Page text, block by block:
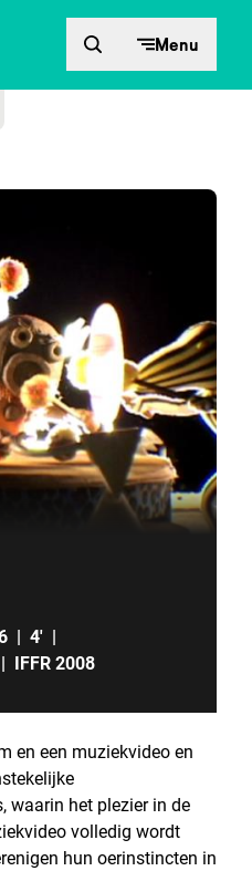
Menu
| 4' |
| IFFR 2008
en een muziekvideo en
waarin het plezier in de
volledig wordt
hun oerinstincten in